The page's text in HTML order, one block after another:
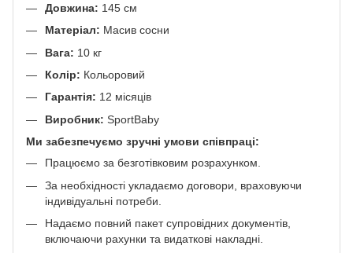
Довжина: 145 см
Матеріал: Масив сосни
Вага: 10 кг
Колір: Кольоровий
Гарантія: 12 місяців
Виробник: SportBaby
Ми забезпечуємо зручні умови співпраці:
Працюємо за безготівковим розрахунком.
За необхідності укладаємо договори, враховуючи
індивідуальні потреби.
Надаємо повний пакет супровідних документів,
включаючи рахунки та видаткові накладні.